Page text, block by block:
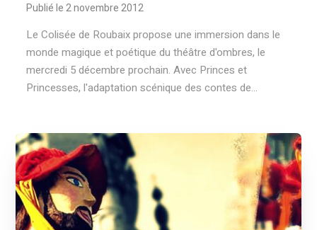
Publié le 2 novembre 2012
Le Colisée de Roubaix propose une immersion dans le
monde magique et poétique du théâtre d'ombres, le
mercredi 5 décembre prochain. Avec Princes et
Princesses, l'adaptation scénique des contes de...